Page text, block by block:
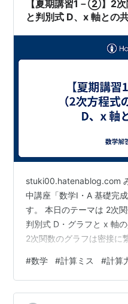
【夏期講習1－②】2
と判別式 D、x 軸との共
stuki00.hatenablog.com
中講座「数学I・A 基礎完
す。 本日のテーマは 2次
判別式 D・グラフと x 軸
2次関数のグラフは密接に
そしてグラフと x 軸の位
きましょう！ 📖 1ページ
式 💡 基本事項：2次方程
#数学 #計算ミス #計算